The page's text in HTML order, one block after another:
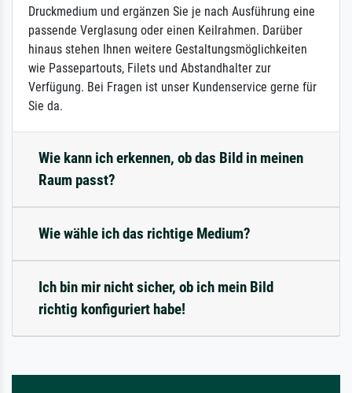
Druckmedium und ergänzen Sie je nach Ausführung eine
passende Verglasung oder einen Keilrahmen. Darüber
hinaus stehen Ihnen weitere Gestaltungsmöglichkeiten
wie Passepartouts, Filets und Abstandhalter zur
Verfügung. Bei Fragen ist unser Kundenservice gerne für
Sie da.
Wie kann ich erkennen, ob das Bild in meinen
Raum passt?
Wie wähle ich das richtige Medium?
Ich bin mir nicht sicher, ob ich mein Bild
richtig konfiguriert habe!